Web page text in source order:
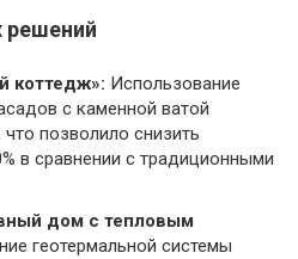
коттедж»: Использование
с каменной ватой
позволило снизить
в сравнении с традиционными
дом с тепловым
геотермальной системы